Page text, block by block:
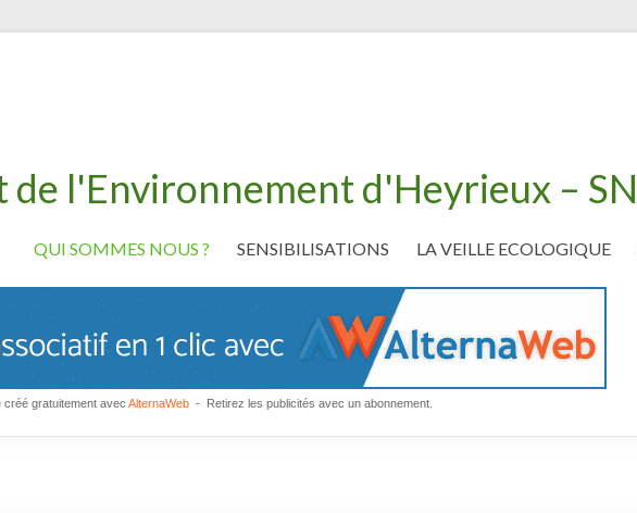
de l'Environnement d'Heyrieux –
QUI SOMMES NOUS ? SENSIBILISATIONS LA VEILLE ECOLOGIQUE
créé gratuitement avec AlternaWeb- Retirez les publicités avec un abonnement.